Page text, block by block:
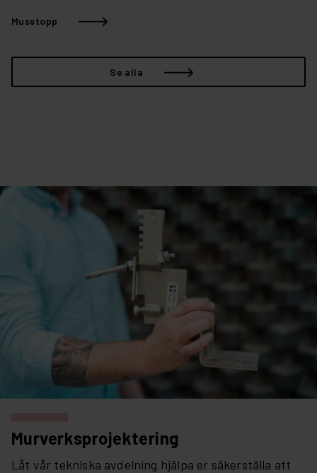
Musstopp
Se alla
Murverksprojektering
Låt vår tekniska avdelning hjälpa er säkerställa att